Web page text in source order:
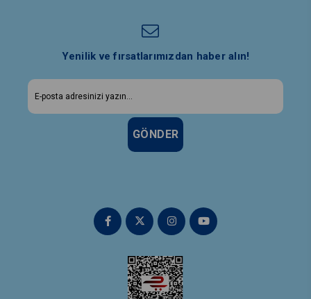
Yenilik ve fırsatlarımızdan haber alın!
GÖNDER